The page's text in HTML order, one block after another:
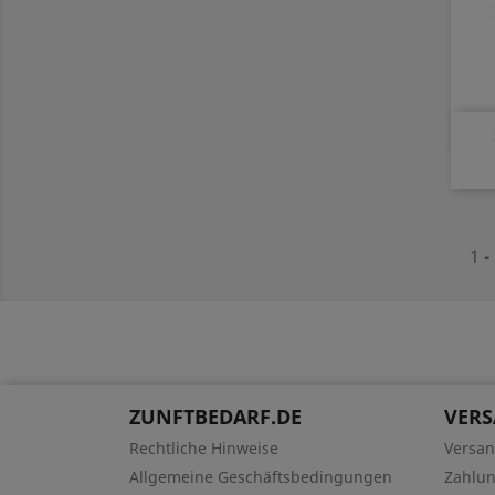
1
ZUNFTBEDARF.DE
Rechtliche Hinweise
Allgemeine Geschäftsbedingungen